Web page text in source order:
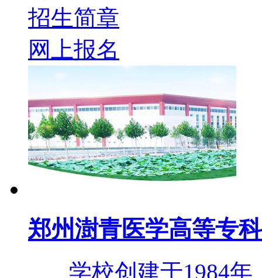
招生简章
网上报名
郑州澍青医学高等专
学校创建于1984年